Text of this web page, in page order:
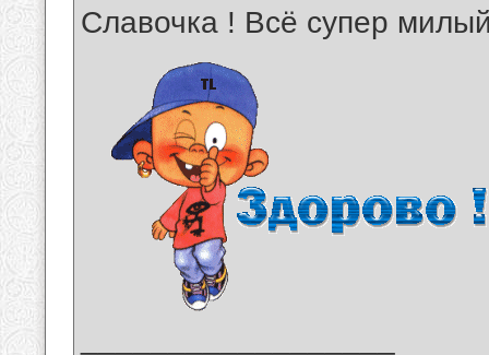
Славочка ! Всё супер